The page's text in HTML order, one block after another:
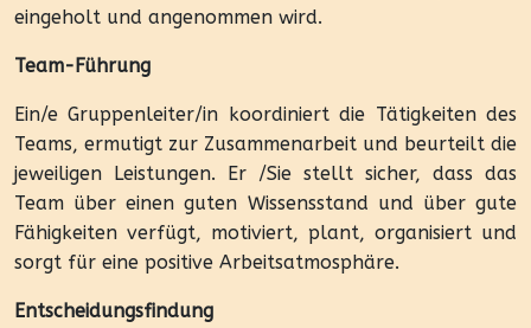
eingeholt und angenommen wird.
Team-Führung
Ein/e Gruppenleiter/in koordiniert die Tätigkeiten des
Teams, ermutigt zur Zusammenarbeit und beurteilt die
jeweiligen Leistungen. Er /Sie stellt sicher, dass das
Team über einen guten Wissensstand und über gute
Fähigkeiten verfügt, motiviert, plant, organisiert und
sorgt für eine positive Arbeitsatmosphäre.
Entscheidungsfindung